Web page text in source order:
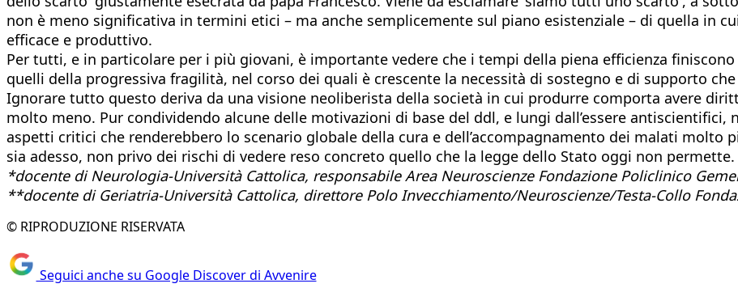
non è meno significativa in termini etici – ma anche semplicemente sul piano esistenziale – di quella in
efficace e produttivo.
Per tutti, e in particolare per i più giovani, è importante vedere che i tempi della piena efficienza
quelli della progressiva fragilità, nel corso dei quali è crescente la necessità di sostegno e di supporto
Ignorare tutto questo deriva da una visione neoliberista della società in cui produrre comporta avere
molto meno. Pur condividendo alcune delle motivazioni di base del ddl, e lungi dall’essere
aspetti critici che renderebbero lo scenario globale della cura e dell’accompagnamento dei malati
sia adesso, non privo dei rischi di vedere reso concreto quello che la legge dello Stato oggi non permette.
*docente di Neurologia-Università Cattolica, responsabile Area Neuroscienze Fondazione Policlinico
**docente di Geriatria-Università Cattolica, direttore Polo Invecchiamento/Neuroscienze/Testa-Collo
© RIPRODUZIONE RISERVATA
Seguici anche su Google Discover di Avvenire